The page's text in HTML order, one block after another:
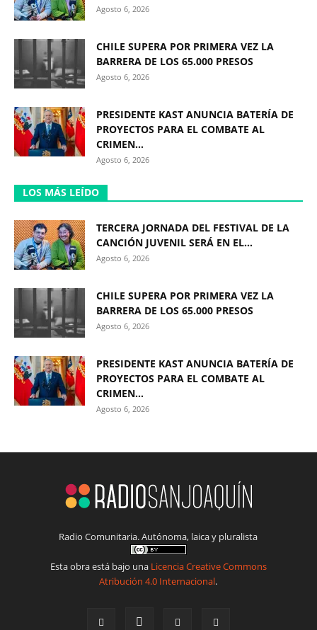
Agosto 6, 2026
CHILE SUPERA POR PRIMERA VEZ LA
BARRERA DE LOS 65.000 PRESOS
Agosto 6, 2026
PRESIDENTE KAST ANUNCIA BATERÍA DE
PROYECTOS PARA EL COMBATE AL
CRIMEN...
Agosto 6, 2026
LOS MÁS LEÍDO
TERCERA JORNADA DEL FESTIVAL DE LA
CANCIÓN JUVENIL SERÁ EN EL...
Agosto 6, 2026
CHILE SUPERA POR PRIMERA VEZ LA
BARRERA DE LOS 65.000 PRESOS
Agosto 6, 2026
PRESIDENTE KAST ANUNCIA BATERÍA DE
PROYECTOS PARA EL COMBATE AL
CRIMEN...
Agosto 6, 2026
Radio Comunitaria. Autónoma, laica y pluralista
Esta obra está bajo una Licencia Creative Commons
Atribución 4.0 Internacional.